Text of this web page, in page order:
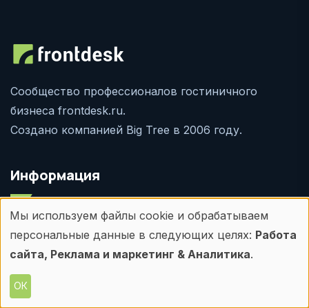
Сообщество профессионалов гостиничного
бизнеса frontdesk.ru.
Создано компанией Big Tree в 2006 году.
Информация
О сайте
Использование
персональных
данных
Мы используем файлы cookie и обрабатываем
персональные данные в следующих целях: Работа
сайта, Реклама и маркетинг & Аналитика.
ОК